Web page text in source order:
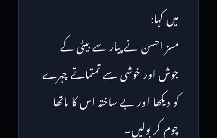
میں کہا:
مسز احسن نے پیار سے بیٹی کے
جوش اور خوشی سے تمتماتے چہرے
کو دیکھا اور بے ساختہ اس کا ماتھا
چوم کر بولیں۔